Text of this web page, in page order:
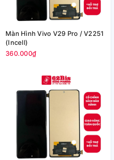
Màn Hình Vivo V29 Pro / V2251
(Incell)
360.000₫